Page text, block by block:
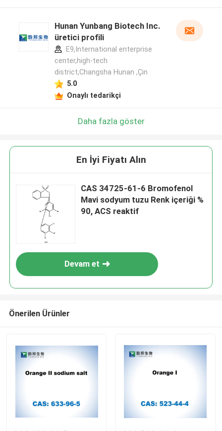
Hunan Yunbang Biotech Inc.
üretici profili
E9,International enterprise
center,high-tech
district,Changsha Hunan ,Çin
5.0
Onaylı tedarikçi
Daha fazla göster
En İyi Fiyatı Alın
CAS 34725-61-6 Bromofenol
Mavi sodyum tuzu Renk içeriği %
90, ACS reaktif
Devam et
Önerilen Ürünler